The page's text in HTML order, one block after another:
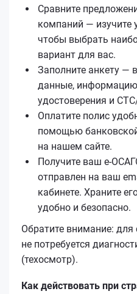
Сравните
компаний — изучите
чтобы выбрать
вариант для вас.
Заполните анкету —
данные, информацию
удостоверения и
Оплатите полис
помощью
на нашем сайте.
Получите ваш
отправлен на ваш
кабинете. Храните
удобно и безопасно.
Обратите внимание:
не потребуется
(техосмотр).
Как действовать при